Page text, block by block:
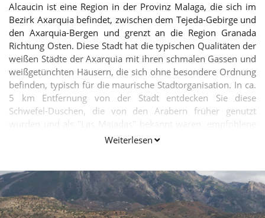
Alcaucin ist eine Region in der Provinz Malaga, die sich im
Bezirk Axarquia befindet, zwischen dem Tejeda-Gebirge und
den Axarquia-Bergen und grenzt an die Region Granada
Richtung Osten. Diese Stadt hat die typischen Qualitäten der
weißen Städte der Axarquia mit ihren schmalen Gassen und
weißgetünchten Häusern, die sich ohne besondere Ordnung
befinden, typisch für die maurische Stadtorganisation. In ca.
5 km Entfernung von der Stadt entdecken Sie diese
Schwefel-Duschen, die von den Arabern früher genutzt
wurden und als "Las Majadas" bekannt waren, empfohlene
Duschen, um Hautausschläge zu heilen.
Weiterlesen